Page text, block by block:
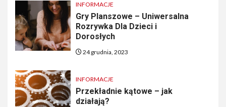
INFORMACJE
Gry Planszowe – Uniwersalna
Rozrywka Dla Dzieci i
Dorosłych
24 grudnia, 2023
INFORMACJE
Przekładnie kątowe – jak
działają?